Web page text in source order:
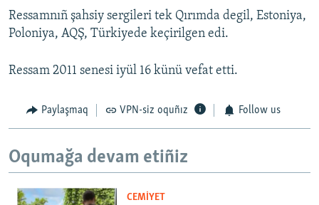
Ressamnıñ şahsiy sergileri tek Qırımda degil, Estoniya,
Poloniya, AQŞ, Türkiyede keçirilgen edi.
Ressam 2011 senesi iyül 16 künü vefat etti.
Paylaşmaq VPN-siz oquñız Follow us
Oqumağa devam etiñiz
CEMİYET